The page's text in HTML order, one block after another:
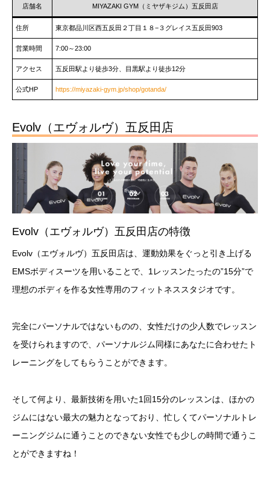
店舗名 MIYAZAKI GYM（ミヤザキジム）五反田店
住所 東京都品川区西五反田２丁目１８−３グレイス五反田903
営業時間 7:00～23:00
アクセス 五反田駅より徒歩3分、目黒駅より徒歩12分
公式HP https://miyazaki-gym.jp/shop/gotanda/
Evolv（エヴォルヴ）五反田店
Evolv（エヴォルヴ）五反田店の特徴
Evolv（エヴォルヴ）五反田店は、運動効果をぐっと引き上げる
EMSボディスーツを用いることで、1レッスンたったの”15分”で
理想のボディを作る女性専用のフィットネススタジオです。
完全にパーソナルではないものの、女性だけの少人数でレッスン
を受けられますので、パーソナルジム同様にあなたに合わせたト
レーニングをしてもらうことができます。
そして何より、最新技術を用いた1回15分のレッスンは、ほかの
ジムにはない最大の魅力となっており、忙しくてパーソナルトレ
ーニングジムに通うことのできない女性でも少しの時間で通うこ
とができますね！